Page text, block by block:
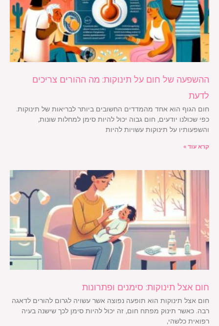
ההשפעה של חום על תינוקות: מה ההורים צריכים
לדעת
חום הגוף הוא אחד מהמדדים החשובים ביותר לבריאות של תינוקות.
כפי שכולנו יודעים, חום גבוה יכול להיות סימן למחלות שונות,
והשפעותיו על תינוקות עשויות להיות
קרא עוד »
חום אצל תינוקות: סימנים ופתרונות
חום אצל תינוקות הוא תופעה נפוצה אשר עשויה לגרום להורים לדאגה
רבה. כאשר תינוק מפתח חום, זה יכול להיות סימן לכך שישנה בעיה
רפואית כלשהי,